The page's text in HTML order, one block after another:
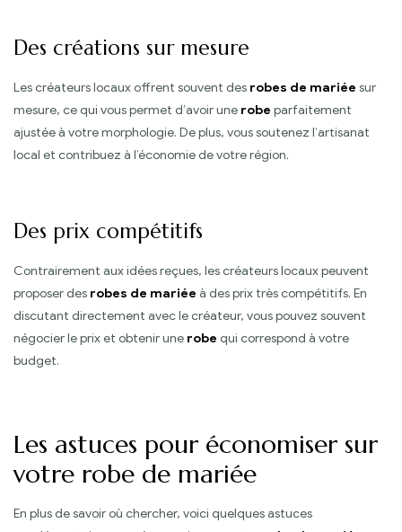
Des créations sur mesure
Les créateurs locaux offrent souvent des robes de mariée sur
mesure, ce qui vous permet d’avoir une robe parfaitement
ajustée à votre morphologie. De plus, vous soutenez l’artisanat
local et contribuez à l’économie de votre région.
Des prix compétitifs
Contrairement aux idées reçues, les créateurs locaux peuvent
proposer des robes de mariée à des prix très compétitifs. En
discutant directement avec le créateur, vous pouvez souvent
négocier le prix et obtenir une robe qui correspond à votre
budget.
Les astuces pour économiser sur
votre robe de mariée
En plus de savoir où chercher, voici quelques astuces